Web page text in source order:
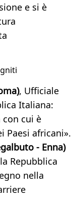
e si è
, Ufficiale
Italiana:
cui è
Paesi africani».
- Enna)
Repubblica
nella